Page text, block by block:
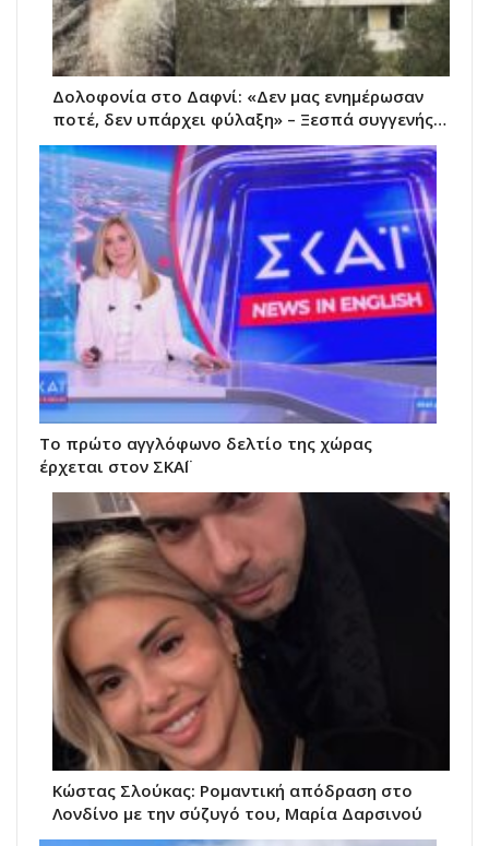
Δολοφονία στο Δαφνί: «Δεν μας ενημέρωσαν
ποτέ, δεν υπάρχει φύλαξη» – Ξεσπά συγγενής…
Το πρώτο αγγλόφωνο δελτίο της χώρας
έρχεται στον ΣΚΑΪ
Κώστας Σλούκας: Ρομαντική απόδραση στο
Λονδίνο με την σύζυγό του, Μαρία Δαρσινού